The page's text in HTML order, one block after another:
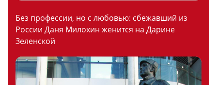
Без профессии, но с любовью: сбежавший из
России Даня Милохин женится на Дарине
Зеленской